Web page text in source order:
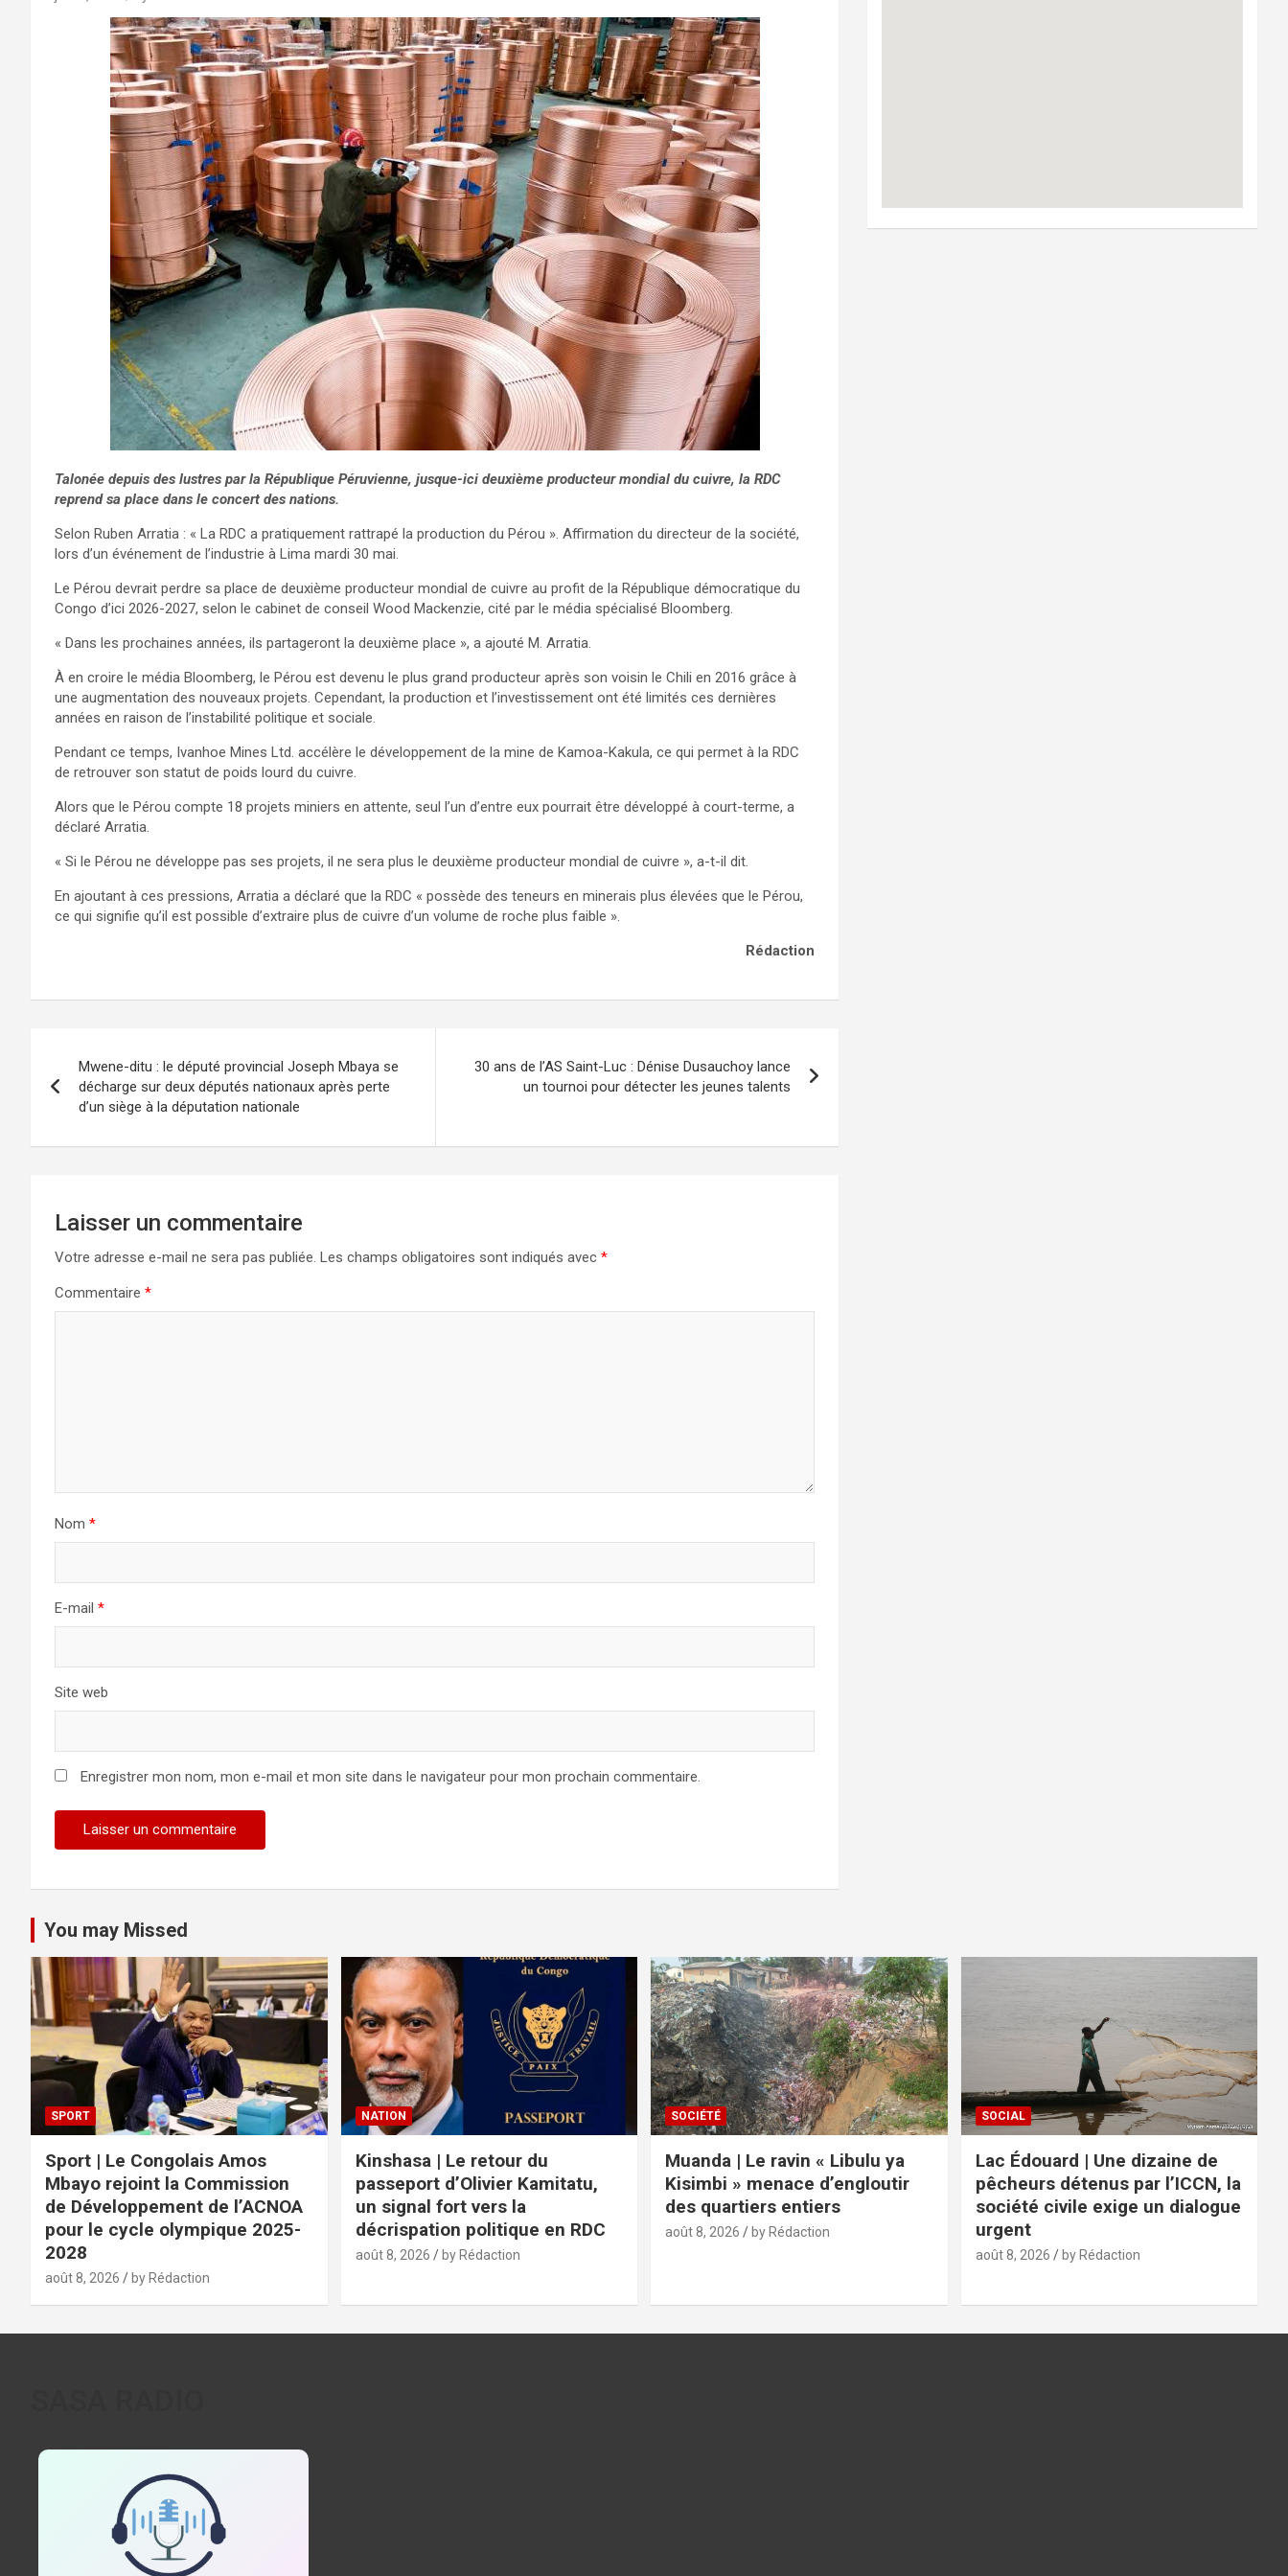
Talonée depuis des lustres par la République Péruvienne, jusque-ici deuxième producteur mondial du cuivre, la RDC
reprend sa place dans le concert des nations.
Selon Ruben Arratia : « La RDC a pratiquement rattrapé la production du Pérou ». Affirmation du directeur de la société,
lors d’un événement de l’industrie à Lima mardi 30 mai.
Le Pérou devrait perdre sa place de deuxième producteur mondial de cuivre au profit de la République démocratique du
Congo d’ici 2026-2027, selon le cabinet de conseil Wood Mackenzie, cité par le média spécialisé Bloomberg.
« Dans les prochaines années, ils partageront la deuxième place », a ajouté M. Arratia.
À en croire le média Bloomberg, le Pérou est devenu le plus grand producteur après son voisin le Chili en 2016 grâce à
une augmentation des nouveaux projets. Cependant, la production et l’investissement ont été limités ces dernières
années en raison de l’instabilité politique et sociale.
Pendant ce temps, Ivanhoe Mines Ltd. accélère le développement de la mine de Kamoa-Kakula, ce qui permet à la RDC
de retrouver son statut de poids lourd du cuivre.
Alors que le Pérou compte 18 projets miniers en attente, seul l’un d’entre eux pourrait être développé à court-terme, a
déclaré Arratia.
« Si le Pérou ne développe pas ses projets, il ne sera plus le deuxième producteur mondial de cuivre », a-t-il dit.
En ajoutant à ces pressions, Arratia a déclaré que la RDC « possède des teneurs en minerais plus élevées que le Pérou,
ce qui signifie qu’il est possible d’extraire plus de cuivre d’un volume de roche plus faible ».
Rédaction
de
l’article
Mwene-ditu : le député provincial Joseph Mbaya se
décharge sur deux députés nationaux après perte
d’un siège à la députation nationale
30 ans de l’AS Saint-Luc : Dénise Dusauchoy lance
un tournoi pour détecter les jeunes talents
Laisser un commentaire
Votre adresse e-mail ne sera pas publiée. Les champs obligatoires sont indiqués avec *
Commentaire *
Nom *
E-mail *
Site web
Enregistrer mon nom, mon e-mail et mon site dans le navigateur pour mon prochain commentaire.
You may Missed
SPORT
Sport | Le Congolais Amos
Mbayo rejoint la Commission
de Développement de l’ACNOA
pour le cycle olympique 2025-
2028
août 8, 2026 by Rédaction
NATION
Kinshasa | Le retour du
passeport d’Olivier Kamitatu,
un signal fort vers la
décrispation politique en RDC
août 8, 2026 by Rédaction
SOCIÉTÉ
Muanda | Le ravin « Libulu ya
Kisimbi » menace d’engloutir
des quartiers entiers
août 8, 2026 by Rédaction
SOCIAL
Lac Édouard | Une dizaine de
pêcheurs détenus par l’ICCN, la
société civile exige un dialogue
urgent
août 8, 2026 by Rédaction